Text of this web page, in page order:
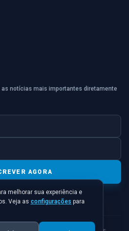
as notícias mais importantes diretamente
AGORA
melhorar sua experiência e
Veja as configurações para